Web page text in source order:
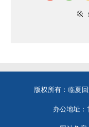
版权所有：临夏
办公地址：